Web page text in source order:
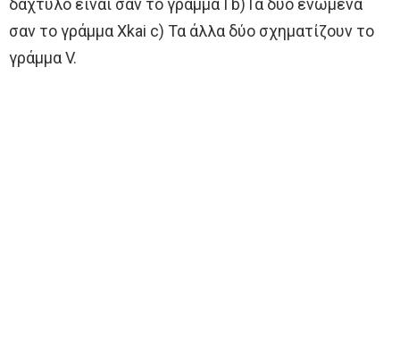
δάχτυλο είναι σαν το γράμμα I b)Τα δύο ενωμένα
σαν το γράμμα Χkai c) Τα άλλα δύο σχηματίζουν το
γράμμα V.